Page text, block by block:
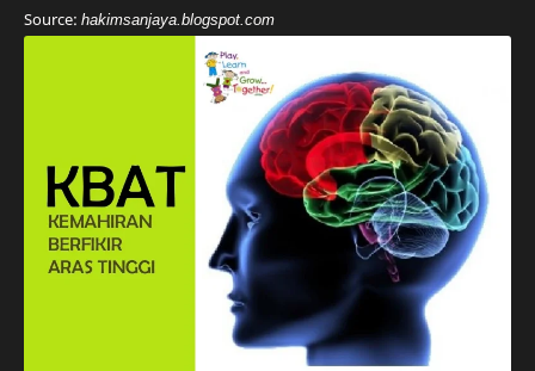
Source: hakimsanjaya.blogspot.com